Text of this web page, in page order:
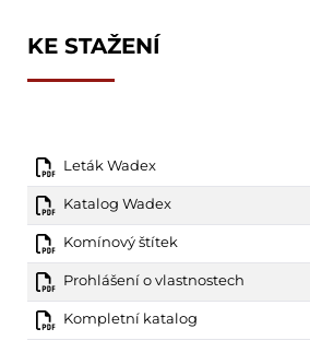
KE STAŽENÍ
Leták Wadex
Katalog Wadex
Komínový štítek
Prohlášení o vlastnostech
Kompletní katalog